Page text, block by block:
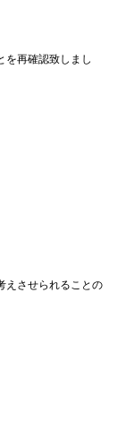
を再確認致しまし
えさせられることの